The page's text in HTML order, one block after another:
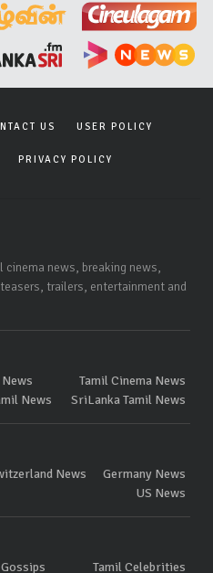
US USER POLICY
PRIVACY POLICY
news, breaking news,
trailers, entertainment and
Tamil Cinema News
News SriLanka Tamil News
News
Germany News
US News
Tamil Celebrities